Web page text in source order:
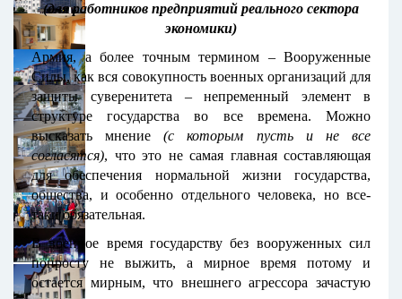
(для работников предприятий реального сектора
экономики)
Армия, а более точным термином – Вооруженные
Силы, как вся совокупность военных организаций для
защиты суверенитета – непременный элемент в
структуре государства во все времена. Можно
высказать мнение(с которым пусть и не все
согласятся), что это не самая главная составляющая
для обеспечения нормальной жизни государства,
общества, и особенно отдельного человека, но все-
таки обязательная.
В военное время государству без вооруженных сил
попросту не выжить, а мирное время потому и
остается мирным, что внешнего агрессора зачастую